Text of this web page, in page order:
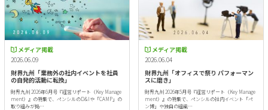
メディア掲載
2026.06.09
財界九州「業務外の社内イベントを社員
の自発的活動に転換」
財界九州 2026年6月号『経営リポート（Key Manage
ment）』の特集で、ペンシルのD&Iや「CAMP」の
取り組みが掲…
メディア掲載
2026.06.04
財界九州「オフィスで祭り パフォーマン
スに磨き」
財界九州 2026年5月号『経営リポート（Key Manage
ment）』の特集で、ペンシルの社内イベント「ペ
ン博」や独自の組織…